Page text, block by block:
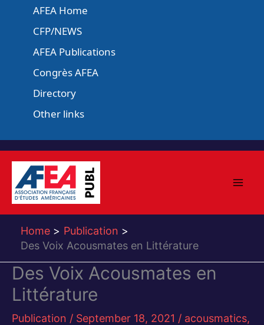
content
AFEA Home
CFP/NEWS
AFEA Publications
Congrès AFEA
Directory
Other links
Home
Publication
Des Voix Acousmates en Littérature
Des Voix Acousmates en
Littérature
Publication / September 18, 2021 / acousmatics,